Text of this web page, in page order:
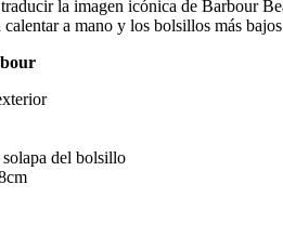
la imagen icónica de Barbour
a mano y los bolsillos más
del bolsillo